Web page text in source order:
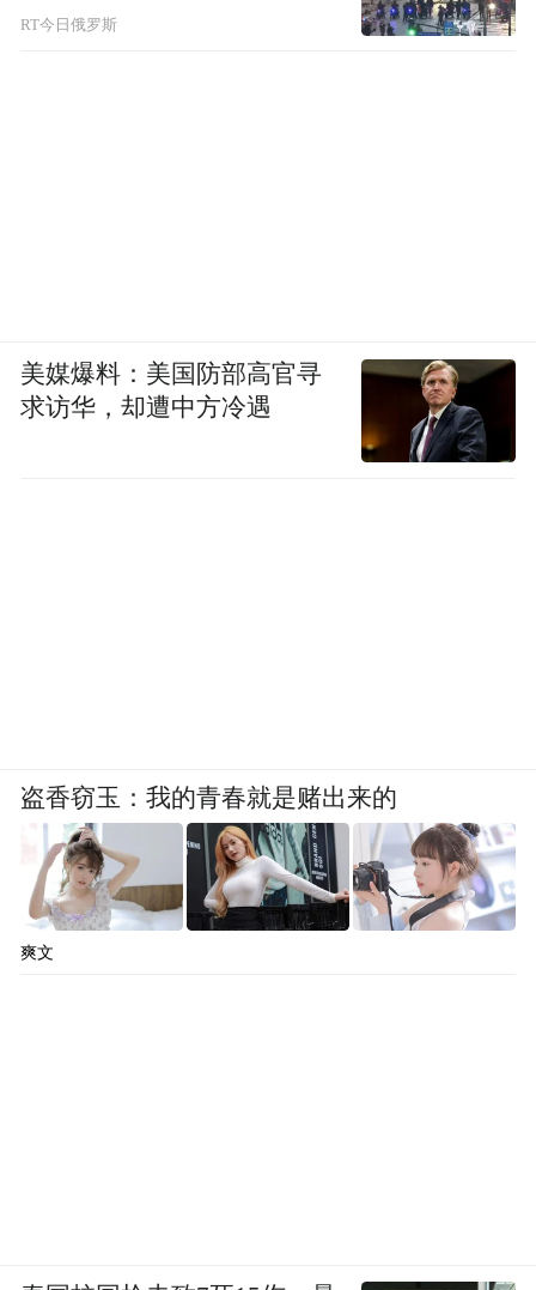
RT今日俄罗斯
美媒爆料：美国防部高官寻
求访华，却遭中方冷遇
盗香窃玉：我的青春就是赌出来的
爽文